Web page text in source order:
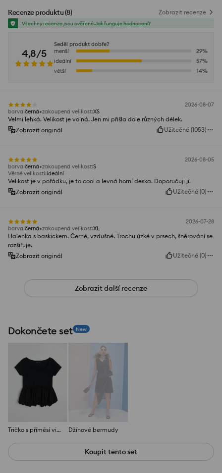
Recenze produktu(8) Zobrazit recenze
Všechny recenze jsou ověřené.Jak funguje hodnocení?
4,8/5
Seděl produkt dobře?
menší
29%
ideální
57%
větší
14%
2026-08-07
barva:černá zakoupená velikost:XS
Velmi lehká. Velikost je volná. Jen mi přišla dole různých délek.
Zobrazit originál
Užitečné (1053)
2026-08-05
barva:černá zakoupená velikost:S
Věrné velikosti:ideální
Velikost je v pořádku, je to cool a levná horní deska. Doporučuji ji.
Zobrazit originál
Užitečné (0)
2026-07-28
barva:černá zakoupená velikost:XL
Halenka s baskickem. Černé, vzdušné. Trochu úzké v prsech, šněrování se
rozšiřuje.
Zobrazit originál
Užitečné (0)
Zobrazit další recenze
Dokončete set New
Tričko s příměsí viskózy s ozdobným volánem Džínové bermudy
Koupit tento set